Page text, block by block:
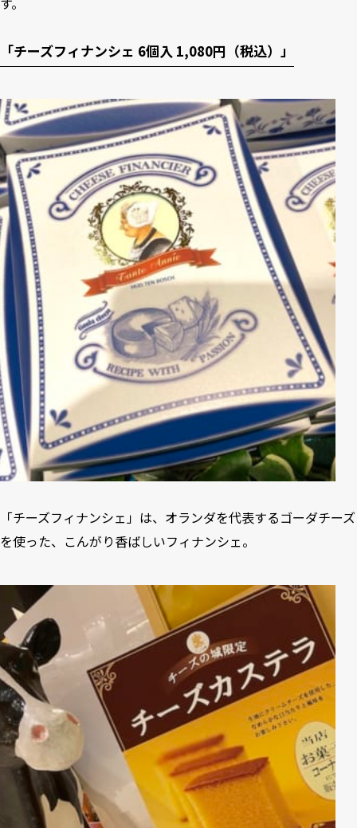
「チーズフィナンシェ 6個入 1,080円（税込）」
「チーズフィナンシェ」は、オランダを代表するゴーダチーズ
を使った、こんがり香ばしいフィナンシェ。